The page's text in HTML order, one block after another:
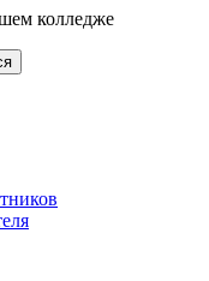
колледже